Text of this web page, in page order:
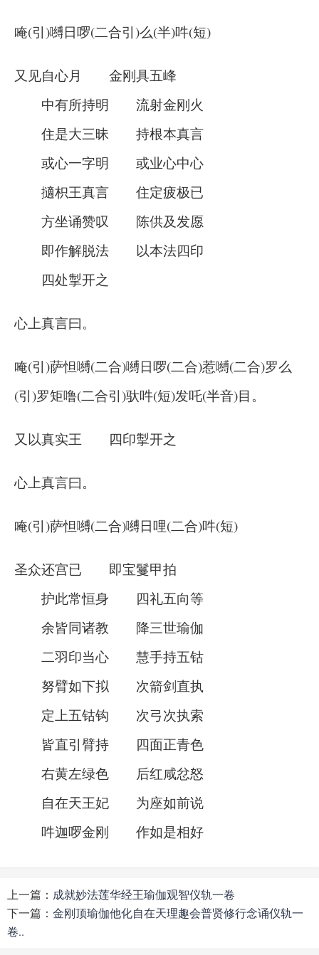
唵(引)嚩日啰(二合引)么(半)吽(短)
又见自心月 金刚具五峰
中有所持明 流射金刚火
住是大三昧 持根本真言
或心一字明 或业心中心
擿枳王真言 住定疲极已
方坐诵赞叹 陈供及发愿
即作解脱法 以本法四印
四处掣开之
心上真言曰。
唵(引)萨怛嚩(二合)嚩日啰(二合)惹嚩(二合)罗么
(引)罗矩噜(二合引)驮吽(短)发吒(半音)目。
又以真实王 四印掣开之
心上真言曰。
唵(引)萨怛嚩(二合)嚩日哩(二合)吽(短)
圣众还宫已 即宝鬘甲拍
护此常恒身 四礼五向等
余皆同诸教 降三世瑜伽
二羽印当心 慧手持五钴
努臂如下拟 次箭剑直执
定上五钴钩 次弓次执索
皆直引臂持 四面正青色
右黄左绿色 后红咸忿怒
自在天王妃 为座如前说
吽迦啰金刚 作如是相好
上一篇： 成就妙法莲华经王瑜伽观智仪轨一卷
下一篇： 金刚顶瑜伽他化自在天理趣会普贤修行念诵仪轨一
卷..